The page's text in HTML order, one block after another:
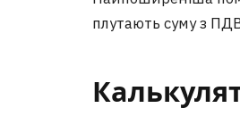
плутають суму з